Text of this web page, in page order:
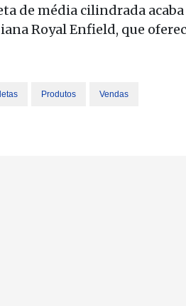
de média cilindrada
Royal Enfield, que
Produtos Vendas